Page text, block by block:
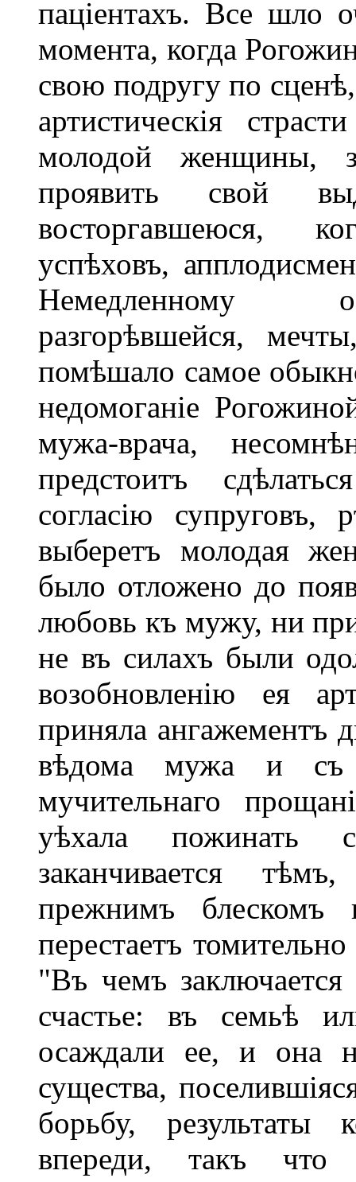
паціентахъ. Все шло
момента, когда
свою подругу по
артистическія
молодой женщины,
проявить свой
восторгавшеюся,
успѣховъ,
Немедленному
разгорѣвшейся,
помѣшало самое
недомоганіе
мужа-врача,
предстоитъ
согласію
выберетъ молодая
было отложено до
любовь къ мужу, ни
не въ силахъ были
возобновленію ея
приняла ангажементъ
вѣдома мужа и съ
мучительнаго
уѣхала пожинать
заканчивается
прежнимъ блескомъ
перестаетъ
"Въ чемъ
счастье: въ семьѣ
осаждали ее, и она
существа,
борьбу,
впереди, такъ